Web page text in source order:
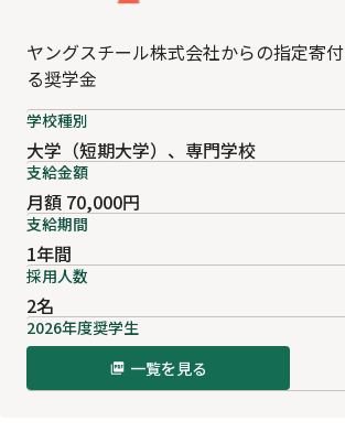
ヤングスチール株式会社からの指定寄
る奨学金
学校種別
大学（短期大学）、専門学校
支給金額
月額 70,000円
支給期間
1年間
採用人数
2名
2026年度奨学生
一覧を見る